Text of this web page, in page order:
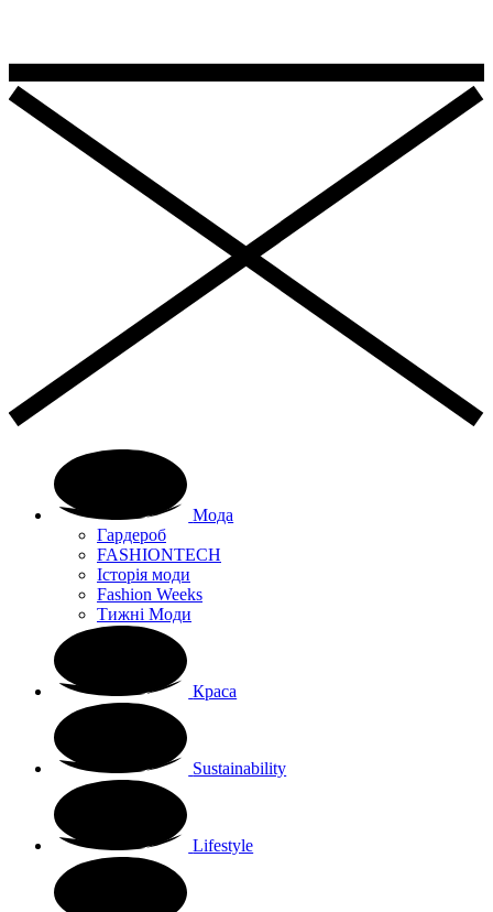
Мода
Гардероб
FASHIONTECH
Історія моди
Fashion Weeks
Тижні Моди
Краса
Sustainability
Lifestyle